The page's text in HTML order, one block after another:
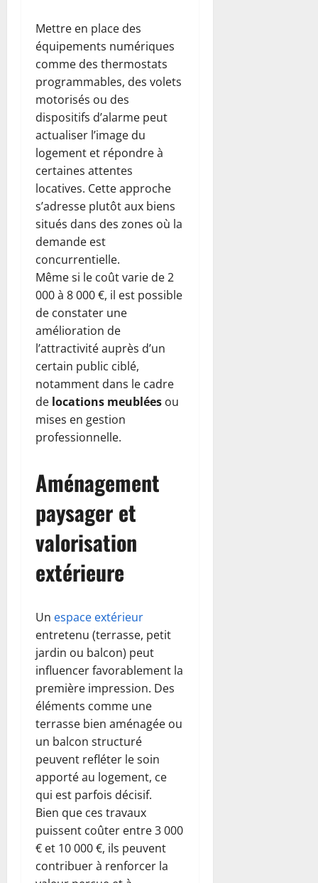
Mettre en place des
équipements numériques
comme des thermostats
programmables, des volets
motorisés ou des
dispositifs d’alarme peut
actualiser l’image du
logement et répondre à
certaines attentes
locatives. Cette approche
s’adresse plutôt aux biens
situés dans des zones où la
demande est
concurrentielle.
Même si le coût varie de 2
000 à 8 000 €, il est possible
de constater une
amélioration de
l’attractivité auprès d’un
certain public ciblé,
notamment dans le cadre
de locations meublées ou
mises en gestion
professionnelle.
Aménagement
paysager et
valorisation
extérieure
Un espace extérieur
entretenu (terrasse, petit
jardin ou balcon) peut
influencer favorablement la
première impression. Des
éléments comme une
terrasse bien aménagée ou
un balcon structuré
peuvent refléter le soin
apporté au logement, ce
qui est parfois décisif.
Bien que ces travaux
puissent coûter entre 3 000
€ et 10 000 €, ils peuvent
contribuer à renforcer la